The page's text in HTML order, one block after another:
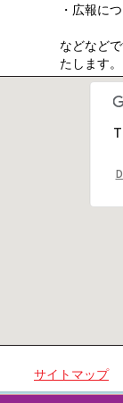
・広報に
などなど
たします。
サイトマップ